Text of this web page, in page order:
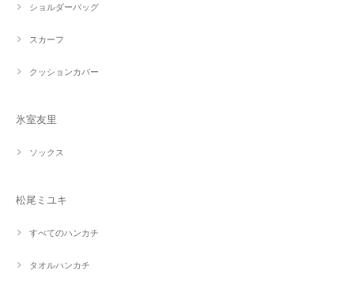
ショルダーバッグ
スカーフ
クッションカバー
氷室友里
ソックス
松尾ミユキ
すべてのハンカチ
タオルハンカチ